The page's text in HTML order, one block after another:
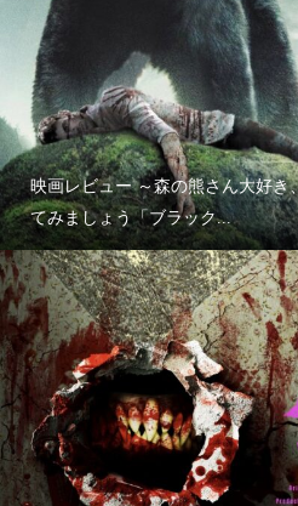
映画レビュー ～森の熊さん大好き
てみましょう「ブラック...